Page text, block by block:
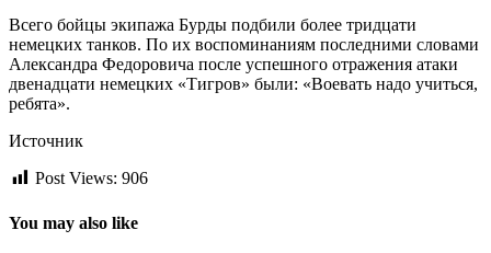
Всего бойцы экипажа Бурды подбили более тридцати
немецких танков. По их воспоминаниям последними словами
Александра Федоровича после успешного отражения атаки
двенадцати немецких «Тигров» были: «Воевать надо учиться,
ребята».
Источник
Post Views: 906
You may also like